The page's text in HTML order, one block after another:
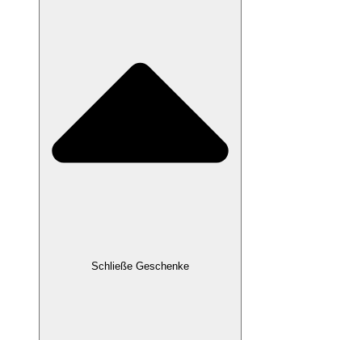
Schließe Geschenke